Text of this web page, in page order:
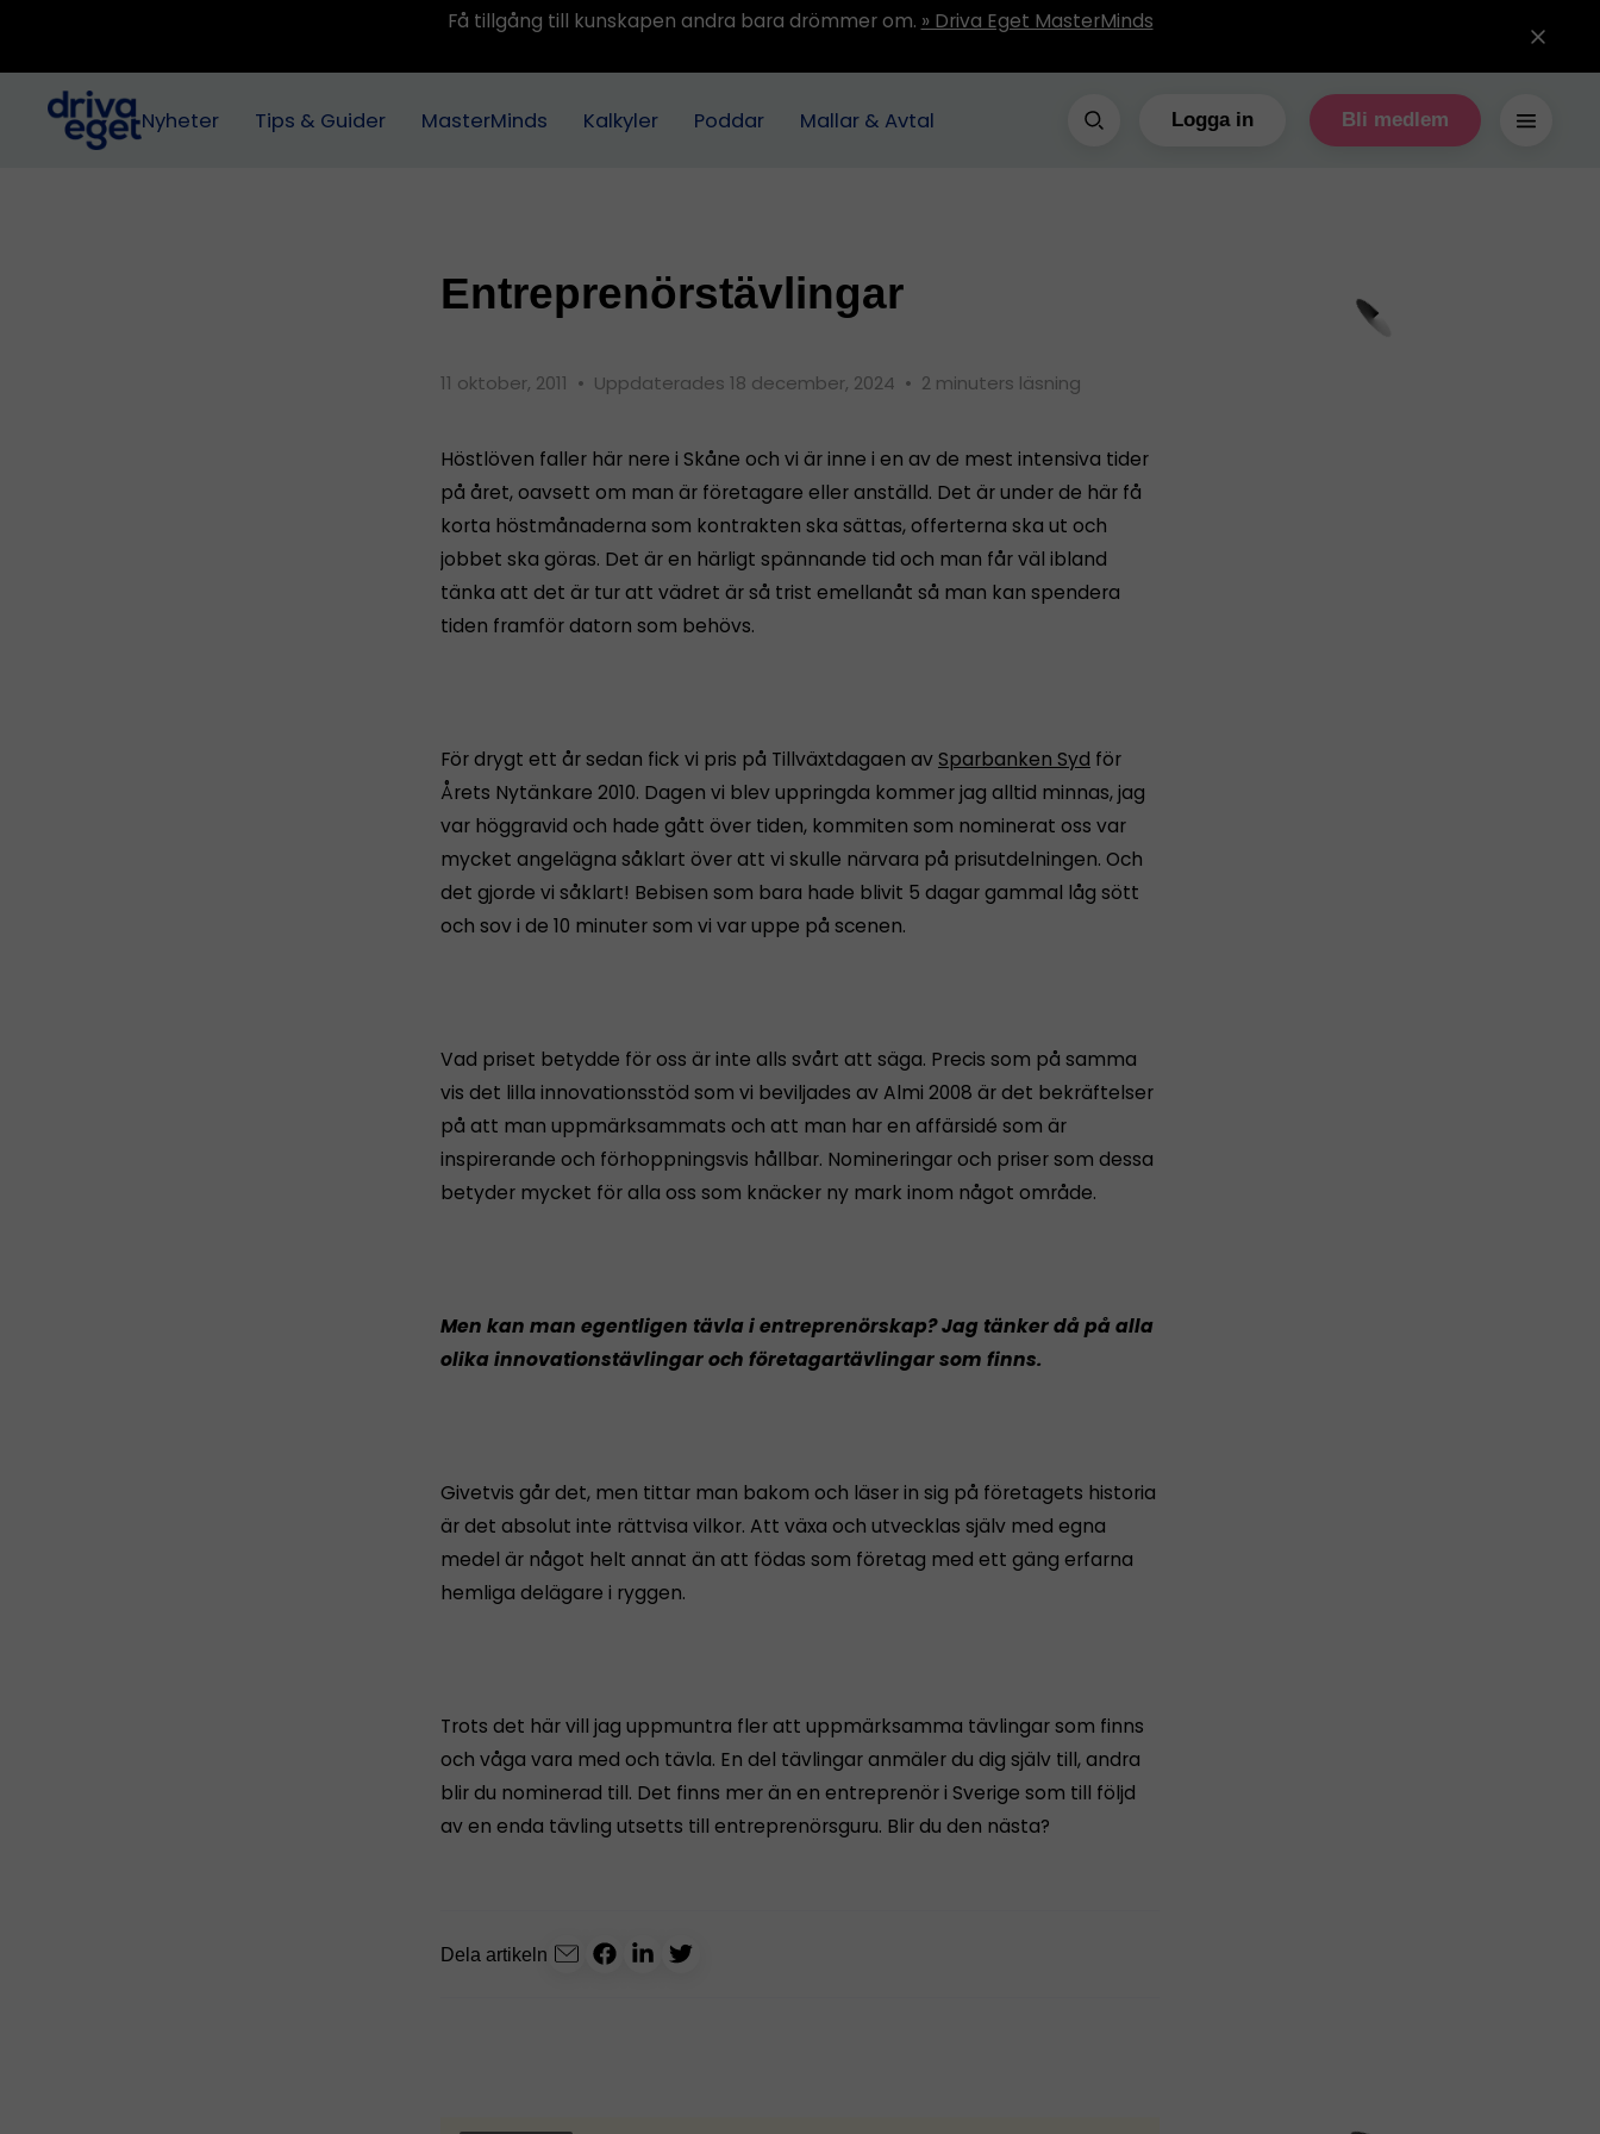
Få tillgång till kunskapen andra bara drömmer om. » Driva Eget MasterMinds
Nyheter Tips & Guider MasterMinds Kalkyler Poddar Mallar & Avtal Logga in Bli medlem
Entreprenörstävlingar
11 oktober, 2011 • Uppdaterades 18 december, 2024 • 2 minuters läsning
Höstlöven faller här nere i Skåne och vi är inne i en av de mest intensiva tider
på året, oavsett om man är företagare eller anställd. Det är under de här få
korta höstmånaderna som kontrakten ska sättas, offerterna ska ut och
jobbet ska göras. Det är en härligt spännande tid och man får väl ibland
tänka att det är tur att vädret är så trist emellanåt så man kan spendera
tiden framför datorn som behövs.
För drygt ett år sedan fick vi pris på Tillväxtdagaen av Sparbanken Syd för
Årets Nytänkare 2010. Dagen vi blev uppringda kommer jag alltid minnas, jag
var höggravid och hade gått över tiden, kommiten som nominerat oss var
mycket angelägna såklart över att vi skulle närvara på prisutdelningen. Och
det gjorde vi såklart! Bebisen som bara hade blivit 5 dagar gammal låg sött
och sov i de 10 minuter som vi var uppe på scenen.
Vad priset betydde för oss är inte alls svårt att säga. Precis som på samma
vis det lilla innovationsstöd som vi beviljades av Almi 2008 är det bekräftelser
på att man uppmärksammats och att man har en affärsidé som är
inspirerande och förhoppningsvis hållbar. Nomineringar och priser som dessa
betyder mycket för alla oss som knäcker ny mark inom något område.
Men kan man egentligen tävla i entreprenörskap? Jag tänker då på alla
olika innovationstävlingar och företagartävlingar som finns.
Givetvis går det, men tittar man bakom och läser in sig på företagets historia
är det absolut inte rättvisa vilkor. Att växa och utvecklas själv med egna
medel är något helt annat än att födas som företag med ett gäng erfarna
hemliga delägare i ryggen.
Trots det här vill jag uppmuntra fler att uppmärksamma tävlingar som finns
och våga vara med och tävla. En del tävlingar anmäler du dig själv till, andra
blir du nominerad till. Det finns mer än en entreprenör i Sverige som till följd
av en enda tävling utsetts till entreprenörsguru. Blir du den nästa?
Dela artikeln